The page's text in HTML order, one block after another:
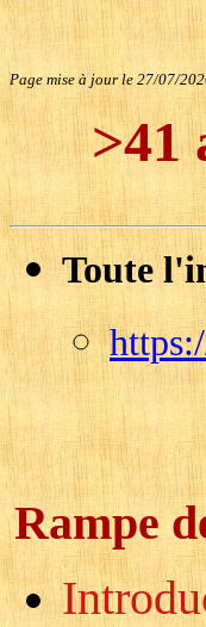
Page mise à jour le 27/07/
>41
Toute
Rampe